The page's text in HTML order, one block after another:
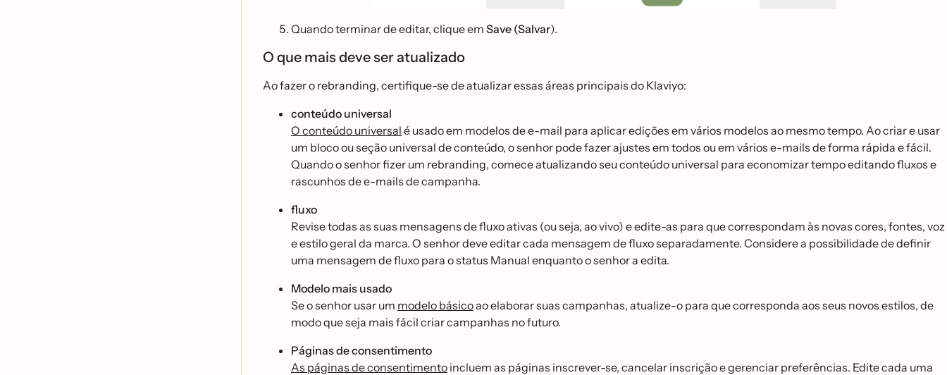
Quando terminar de editar, clique em Save (Salvar).
O que mais deve ser atualizado
Ao fazer o rebranding, certifique-se de atualizar essas áreas principais do Klaviyo:
conteúdo universal
O conteúdo universal é usado em modelos de e-mail para aplicar edições em vários modelos ao mesmo tempo. Ao criar e usar
um bloco ou seção universal de conteúdo, o senhor pode fazer ajustes em todos ou em vários e-mails de forma rápida e fácil.
Quando o senhor fizer um rebranding, comece atualizando seu conteúdo universal para economizar tempo editando fluxos e
rascunhos de e-mails de campanha.
fluxo
Revise todas as suas mensagens de fluxo ativas (ou seja, ao vivo) e edite-as para que correspondam às novas cores, fontes, voz
e estilo geral da marca. O senhor deve editar cada mensagem de fluxo separadamente. Considere a possibilidade de definir
uma mensagem de fluxo para o status Manual enquanto o senhor a edita.
Modelo mais usado
Se o senhor usar um modelo básicoao elaborar suas campanhas, atualize-o para que corresponda aos seus novos estilos, de
modo que seja mais fácil criar campanhas no futuro.
Páginas de consentimento
As páginas de consentimento incluem as páginas inscrever-se, cancelar inscrição e gerenciar preferências. Edite cada uma